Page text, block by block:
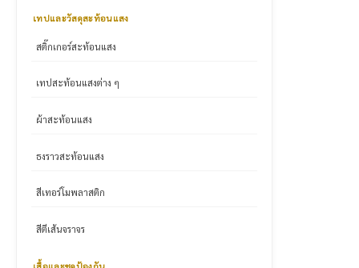
เทปและวัสดุสะท้อนแสง
สติ๊กเกอร์สะท้อนแสง
เทปสะท้อนแสงต่าง ๆ
ผ้าสะท้อนแสง
ธงราวสะท้อนแสง
สีเทอร์โมพลาสติก
สีตีเส้นจราจร